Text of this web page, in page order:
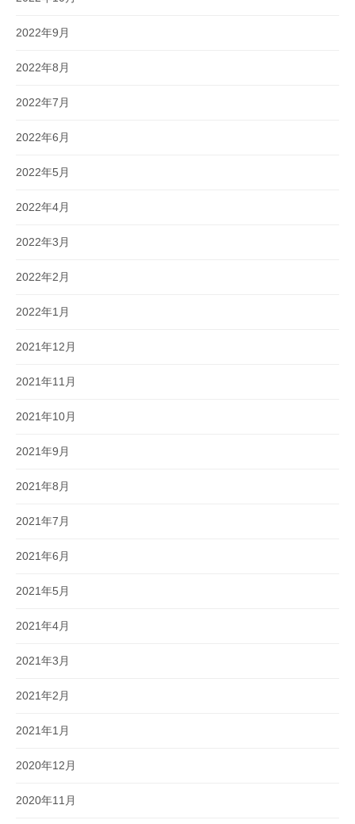
2022年9月
2022年8月
2022年7月
2022年6月
2022年5月
2022年4月
2022年3月
2022年2月
2022年1月
2021年12月
2021年11月
2021年10月
2021年9月
2021年8月
2021年7月
2021年6月
2021年5月
2021年4月
2021年3月
2021年2月
2021年1月
2020年12月
2020年11月